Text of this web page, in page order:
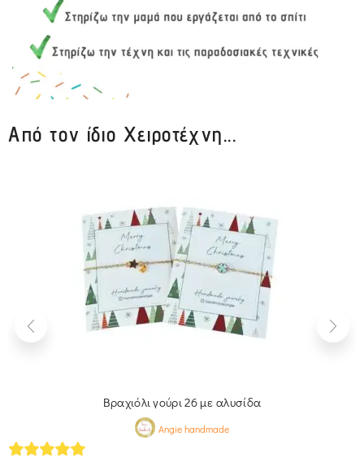
Από τον ίδιο Χειροτέχνη...
Βραχιόλι γούρι 26 με αλυσίδα
Angie handmade